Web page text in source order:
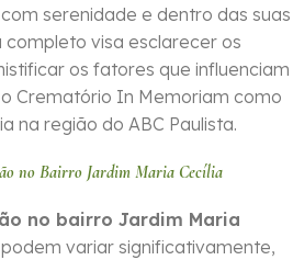
serenidade e dentro das suas
completo visa esclarecer os
os fatores que influenciam
Crematório In Memoriam como
na região do ABC Paulista.
no Bairro Jardim Maria Cecília
no bairro Jardim Maria
variar significativamente,